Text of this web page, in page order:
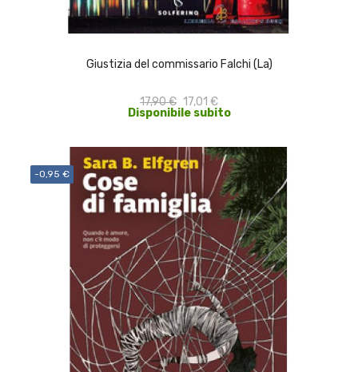
Giustizia del commissario Falchi (La)
17,90 € 17,01 €
Disponibile subito
ACQUISTA
-0,95 €